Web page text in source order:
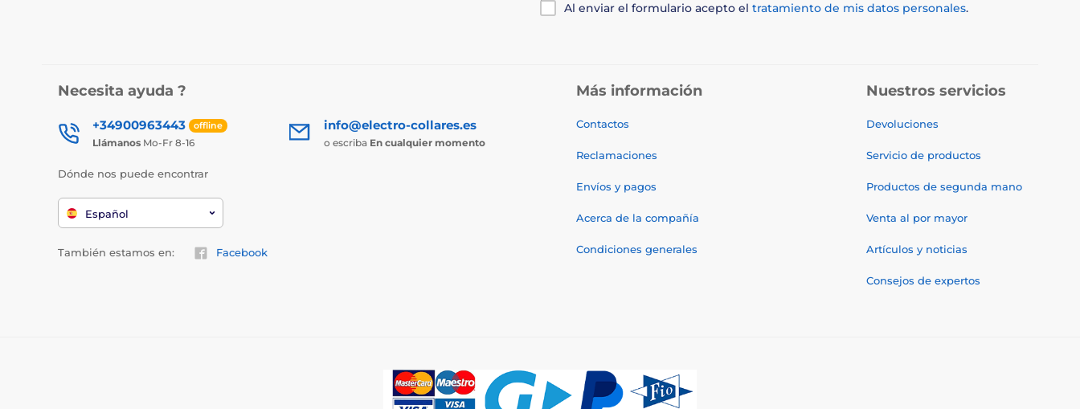
Al enviar el formulario acepto el tratamiento de mis datos personales.
Necesita ayuda ?
+34900963443 offline
Llámanos Mo-Fr 8-16
info@electro-collares.es
o escriba En cualquier momento
Dónde nos puede encontrar
Español
También estamos en: Facebook
Más información
Contactos
Reclamaciones
Envíos y pagos
Acerca de la compañía
Condiciones generales
Nuestros servicios
Devoluciones
Servicio de productos
Productos de segunda mano
Venta al por mayor
Artículos y noticias
Consejos de expertos